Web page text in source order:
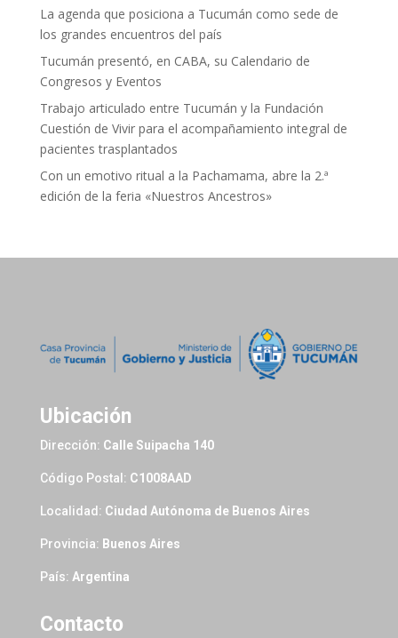
La agenda que posiciona a Tucumán como sede de
los grandes encuentros del país
Tucumán presentó, en CABA, su Calendario de
Congresos y Eventos
Trabajo articulado entre Tucumán y la Fundación
Cuestión de Vivir para el acompañamiento integral de
pacientes trasplantados
Con un emotivo ritual a la Pachamama, abre la 2.ª
edición de la feria «Nuestros Ancestros»
Ubicación
Dirección: Calle Suipacha 140
Código Postal: C1008AAD
Localidad: Ciudad Autónoma de Buenos Aires
Provincia: Buenos Aires
País: Argentina
Contacto